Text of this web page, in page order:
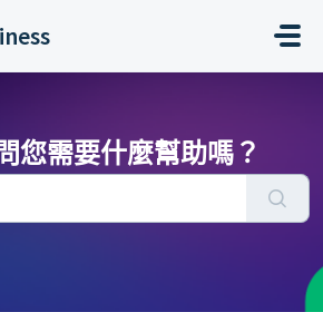
您需要什麼幫助嗎？